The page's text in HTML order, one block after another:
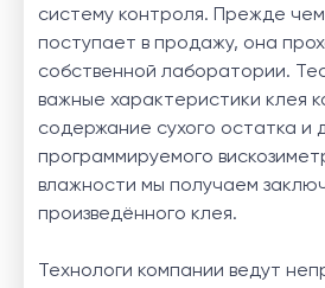
систему контроля. Прежде
поступает в продажу, она
собственной лаборатории.
важные характеристики клея
содержание сухого остатка и
программируемого
влажности мы получаем
произведённого клея.
Технологи компании ведут